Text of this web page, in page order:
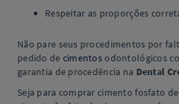
Respeitar as proporções
Não pare seus procedimentos por
pedido de cimentosodontológicos
garantia de procedência na Dental
Seja para comprar cimento fosfato